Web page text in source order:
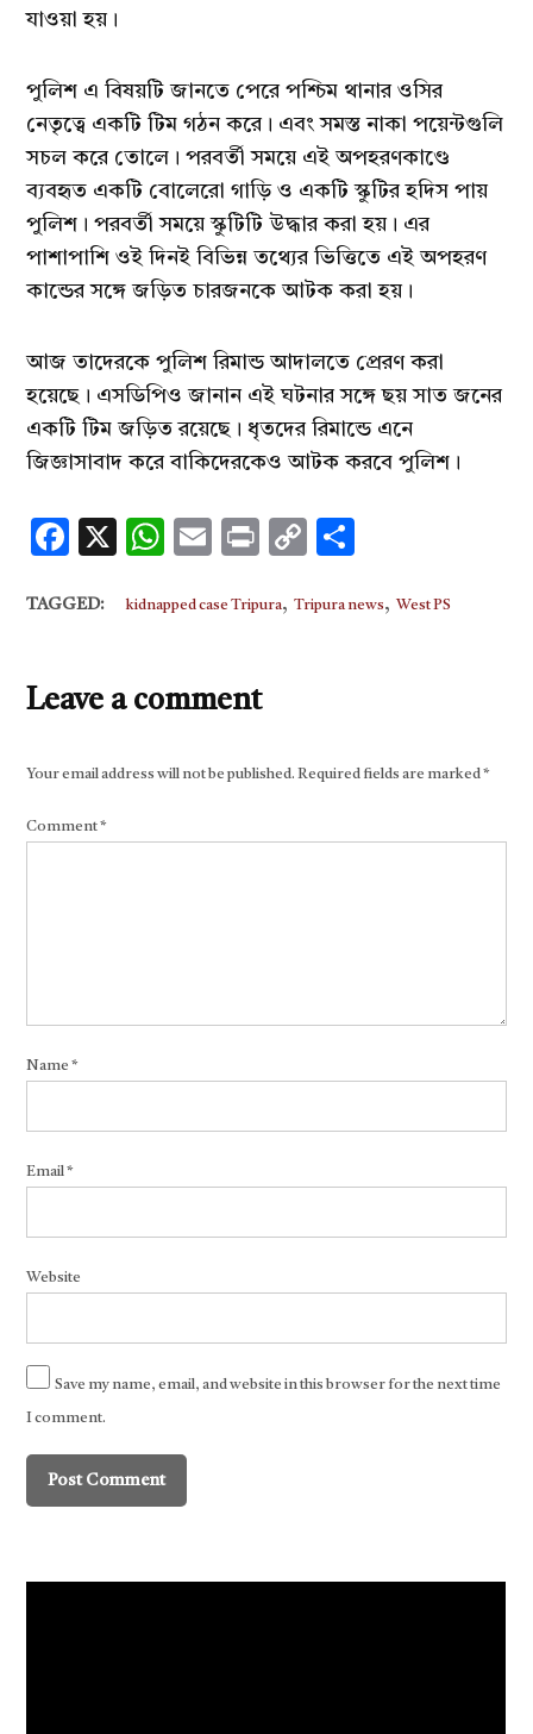
যাওয়া হয়।
পুলিশ এ বিষয়টি জানতে পেরে পশ্চিম থানার ওসির
নেতৃত্বে একটি টিম গঠন করে। এবং সমস্ত নাকা পয়েন্টগুলি
সচল করে তোলে। পরবর্তী সময়ে এই অপহরণকাণ্ডে
ব্যবহৃত একটি বোলেরো গাড়ি ও একটি স্কুটির হদিস পায়
পুলিশ। পরবর্তী সময়ে স্কুটিটি উদ্ধার করা হয়। এর
পাশাপাশি ওই দিনই বিভিন্ন তথ্যের ভিত্তিতে এই অপহরণ
কান্ডের সঙ্গে জড়িত চারজনকে আটক করা হয়।
আজ তাদেরকে পুলিশ রিমান্ড আদালতে প্রেরণ করা
হয়েছে। এসডিপিও জানান এই ঘটনার সঙ্গে ছয় সাত জনের
একটি টিম জড়িত রয়েছে। ধৃতদের রিমান্ডে এনে
জিজ্ঞাসাবাদ করে বাকিদেরকেও আটক করবে পুলিশ।
Facebook
X WhatsApp
EmailPrintCopy
TAGGED: kidnapped case Tripura,Tripura news,West PS
Leave a comment
Your email address will not be published. Required fields are marked*
Comment*
Name*
Email*
Website
Save my name, email, and website in this browser for the next time
I comment.